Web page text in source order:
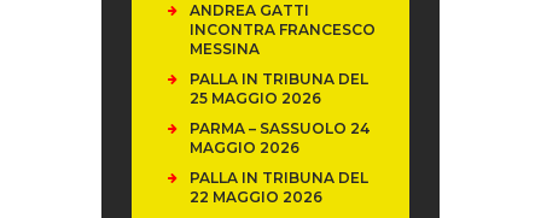
ANDREA GATTI
INCONTRA FRANCESCO
MESSINA
PALLA IN TRIBUNA DEL
25 MAGGIO 2026
PARMA – SASSUOLO 24
MAGGIO 2026
PALLA IN TRIBUNA DEL
22 MAGGIO 2026